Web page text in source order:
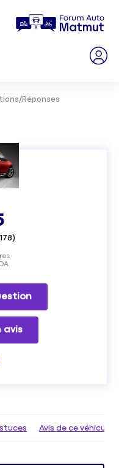
Réponses
178)
avis
Avis de ce véhicule